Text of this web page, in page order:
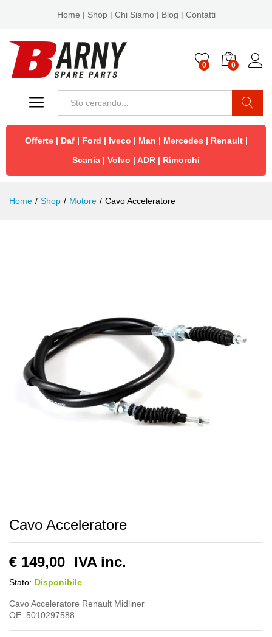
Home | Shop| Chi Siamo| Blog | Contatti
0 0
Offerte| Daf| Ford | Iveco | Man | Mercedes | Renault|
Scania | Volvo | ADR | Rimorchi
Home / Shop / Motore / Cavo Acceleratore
Cavo Acceleratore
€ 149,00 IVA inc.
Stato: Disponibile
Cavo Acceleratore Renault Midliner
OE: 5010297588